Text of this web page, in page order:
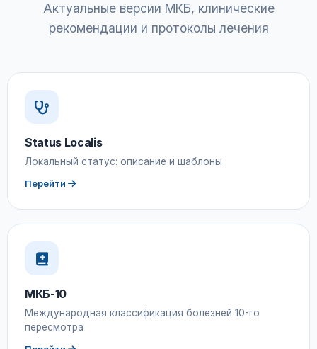
Актуальные версии МКБ, клинические
рекомендации и протоколы лечения
Status Localis
Локальный статус: описание и шаблоны
Перейти
МКБ-10
Международная классификация болезней 10-го
пересмотра